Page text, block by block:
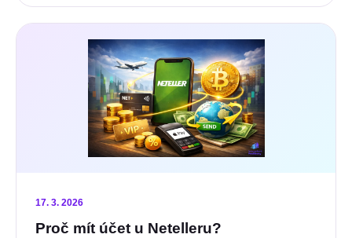
17. 3. 2026
Proč mít účet u Netelleru?